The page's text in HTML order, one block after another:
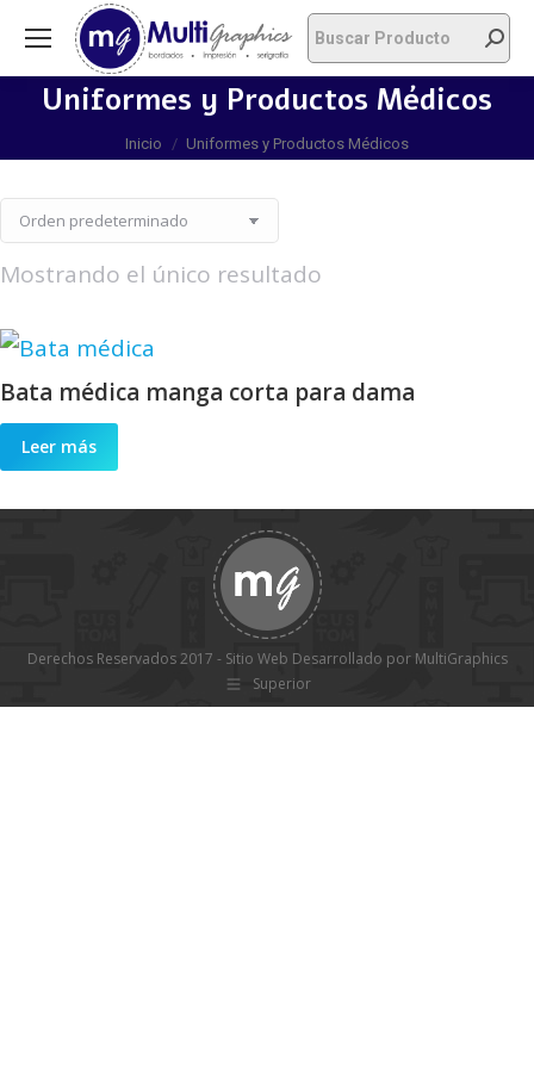
Uniformes y Productos Médicos
Estás aquí:
Inicio Uniformes y Productos Médicos
Mostrando el único resultado
Bata médica manga corta para dama
Leer más
Derechos Reservados 2017 - Sitio Web Desarrollado por MultiGraphics
Superior